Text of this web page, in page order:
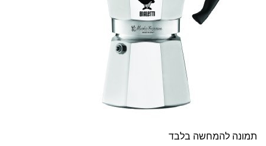
תמונה להמחשה בלבד